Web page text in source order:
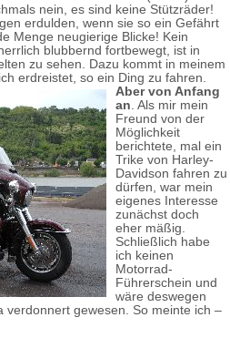
nein, es sind keine Stützräder!
erdulden, wenn sie so ein Gefährt
Menge neugierige Blicke! Kein
blubbernd fortbewegt, ist in
zu sehen. Dazu kommt in meinem
erdreistet, so ein Ding zu fahren.
Aber von Anfang
an . Als mir mein
Freund von der
Möglichkeit
berichtete, mal ein
Trike von Harley-
Davidson fahren zu
dürfen, war mein
eigenes Interesse
zunächst doch
eher mäßig.
Schließlich habe
ich keinen
Motorrad-
Führerschein und
wäre deswegen
verdonnert gewesen. So meinte ich –